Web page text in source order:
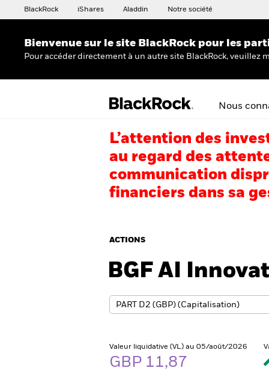
BlackRock iShares Aladdin Notre société
Bienvenue sur le site BlackRock pour les
Pour accéder directement à un autre site BlackRock, veuillez
Nous
L’attention des
au regard des
communication
financiers dans sa
ACTIONS
BGF AI
Valeur liquidative (VL) au 05/août/2026
GBP 11,87